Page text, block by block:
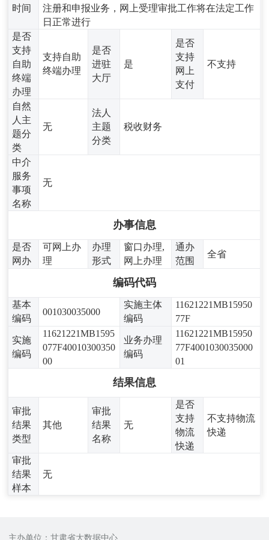
时间
注册和申报业务，网上受理审批工作将在法定工作
日正常进行
是否
支持
自助
终端
办理
支持自助
终端办理
是否
进驻
大厅
是
是否
支持
网上
支付
不支持
自然
人主
题分
类
无
法人
主题
分类
税收财务
中介
服务
事项
名称
无
办事信息
是否
网办
可网上办
理
办理
形式
窗口办理,
网上办理
通办
范围
全省
编码代码
基本
编码
001030035000
实施主体
编码
11621221MB15950
77F
实施
编码
11621221MB1595
077F40010300350
00
业务办理
编码
11621221MB15950
77F4001030035000
01
结果信息
审批
结果
类型
其他
审批
结果
名称
无
是否
支持
物流
快递
不支持物流
快递
审批
结果
样本
无
主办单位：甘肃省大数据中心